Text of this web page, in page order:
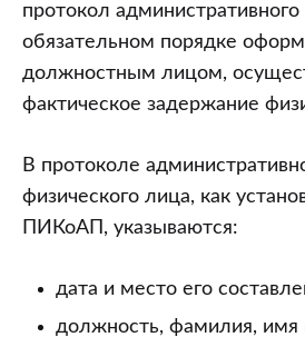
протокол
обязательном порядке
должностным лицом,
фактическое задержание
В протоколе
физического лица, как
ПИКоАП, указываются:
дата и место его
должность, фамилия, имя